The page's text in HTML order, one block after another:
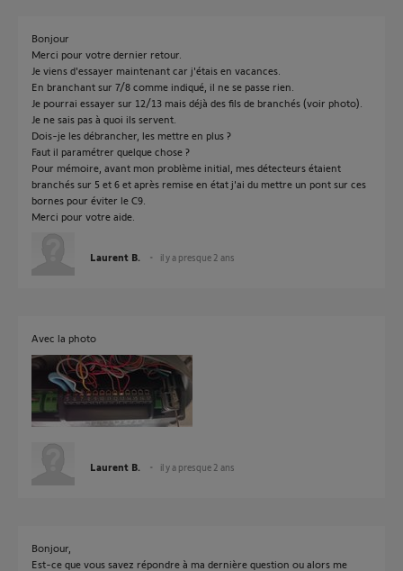
Bonjour
Merci pour votre dernier retour.
Je viens d'essayer maintenant car j'étais en vacances.
En branchant sur 7/8 comme indiqué, il ne se passe rien.
Je pourrai essayer sur 12/13 mais déjà des fils de branchés (voir photo).
Je ne sais pas à quoi ils servent.
Dois-je les débrancher, les mettre en plus ?
Faut il paramétrer quelque chose ?
Pour mémoire, avant mon problème initial, mes détecteurs étaient
branchés sur 5 et 6 et après remise en état j'ai du mettre un pont sur ces
bornes pour éviter le C9.
Merci pour votre aide.
Laurent B. il y a presque 2 ans
Avec la photo
Laurent B. il y a presque 2 ans
Bonjour,
Est-ce que vous savez répondre à ma dernière question ou alors me